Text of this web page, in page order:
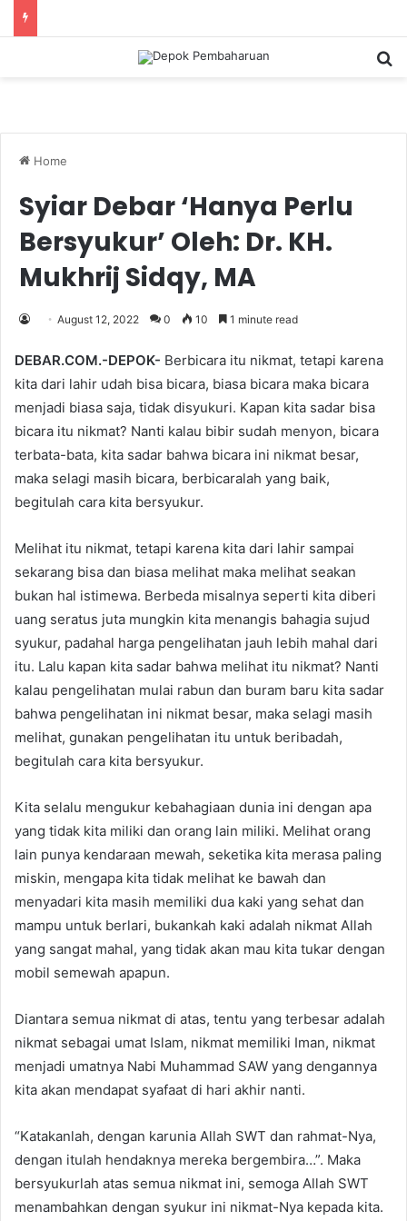
Home
Syiar Debar ‘Hanya Perlu
Bersyukur’ Oleh: Dr. KH.
Mukhrij Sidqy, MA
August 12, 2022 0 10 1 minute read
DEBAR.COM.-DEPOK- Berbicara itu nikmat, tetapi karena
kita dari lahir udah bisa bicara, biasa bicara maka bicara
menjadi biasa saja, tidak disyukuri. Kapan kita sadar bisa
bicara itu nikmat? Nanti kalau bibir sudah menyon, bicara
terbata-bata, kita sadar bahwa bicara ini nikmat besar,
maka selagi masih bicara, berbicaralah yang baik,
begitulah cara kita bersyukur.
Melihat itu nikmat, tetapi karena kita dari lahir sampai
sekarang bisa dan biasa melihat maka melihat seakan
bukan hal istimewa. Berbeda misalnya seperti kita diberi
uang seratus juta mungkin kita menangis bahagia sujud
syukur, padahal harga pengelihatan jauh lebih mahal dari
itu. Lalu kapan kita sadar bahwa melihat itu nikmat? Nanti
kalau pengelihatan mulai rabun dan buram baru kita sadar
bahwa pengelihatan ini nikmat besar, maka selagi masih
melihat, gunakan pengelihatan itu untuk beribadah,
begitulah cara kita bersyukur.
Kita selalu mengukur kebahagiaan dunia ini dengan apa
yang tidak kita miliki dan orang lain miliki. Melihat orang
lain punya kendaraan mewah, seketika kita merasa paling
miskin, mengapa kita tidak melihat ke bawah dan
menyadari kita masih memiliki dua kaki yang sehat dan
mampu untuk berlari, bukankah kaki adalah nikmat Allah
yang sangat mahal, yang tidak akan mau kita tukar dengan
mobil semewah apapun.
Diantara semua nikmat di atas, tentu yang terbesar adalah
nikmat sebagai umat Islam, nikmat memiliki Iman, nikmat
menjadi umatnya Nabi Muhammad SAW yang dengannya
kita akan mendapat syafaat di hari akhir nanti.
“Katakanlah, dengan karunia Allah SWT dan rahmat-Nya,
dengan itulah hendaknya mereka bergembira…”. Maka
bersyukurlah atas semua nikmat ini, semoga Allah SWT
menambahkan dengan syukur ini nikmat-Nya kepada kita.